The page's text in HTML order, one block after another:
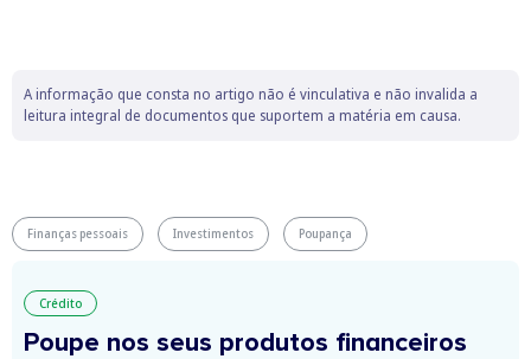
A informação que consta no artigo não é vinculativa e não invalida a
leitura integral de documentos que suportem a matéria em causa.
Finanças pessoais Investimentos Poupança
Crédito
Poupe nos seus produtos financeiros